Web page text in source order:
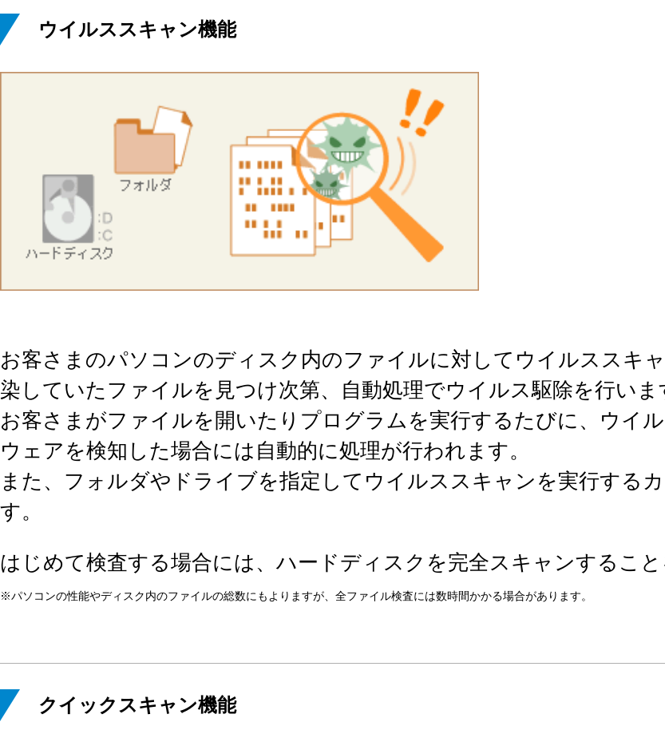
ウイルススキャン機能
お客さまのパソコンのディスク内のファイルに対してウイルススキ
染していたファイルを見つけ次第、自動処理でウイルス駆除を行いま
お客さまがファイルを開いたりプログラムを実行するたびに、ウイ
ウェアを検知した場合には自動的に処理が行われます。
また、フォルダやドライブを指定してウイルススキャンを実行する
す。
はじめて検査する場合には、ハードディスクを完全スキャンすること
※パソコンの性能やディスク内のファイルの総数にもよりますが、全ファイル検査には数時間かかる場合があります。
クイックスキャン機能